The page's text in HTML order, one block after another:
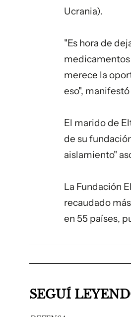
Ucrania).
"Es hora de
merece la
eso",
El marido de
de su
aislamiento"
La Fundación
recaudado
en 55 países,
SEGUÍ